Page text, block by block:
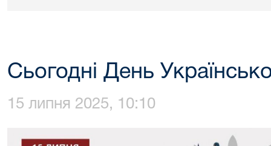
Сьогодні День
15 липня 2025, 10:10